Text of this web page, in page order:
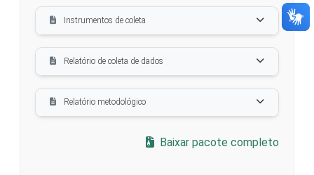
Instrumentos de coleta
Relatório de coleta de dados
Relatório metodológico
Baixar pacote completo